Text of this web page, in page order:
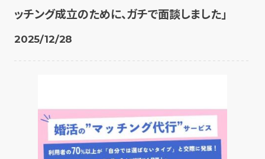
ッチング成立のために、ガチで面談しました」
2025/12/28